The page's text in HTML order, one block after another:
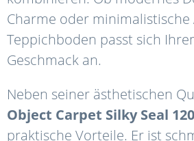
Charme oder minimalistische
Teppichboden passt sich
Geschmack an.
Neben seiner ästhetischen
Object Carpet Silky Seal
praktische Vorteile. Er ist